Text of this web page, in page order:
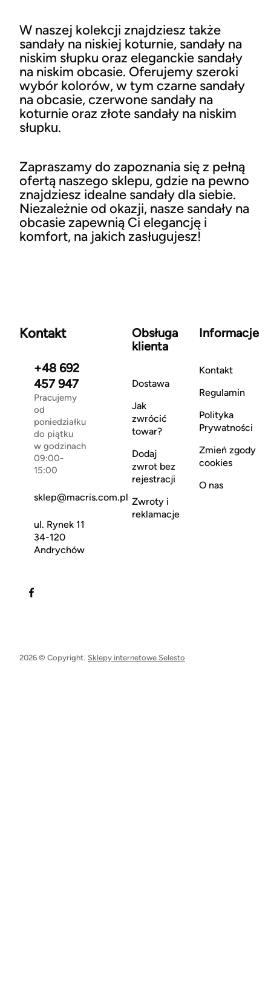
W naszej kolekcji znajdziesz także
sandały na niskiej koturnie, sandały na
niskim słupku oraz eleganckie sandały
na niskim obcasie. Oferujemy szeroki
wybór kolorów, w tym czarne sandały
na obcasie, czerwone sandały na
koturnie oraz złote sandały na niskim
słupku.
Zapraszamy do zapoznania się z pełną
ofertą naszego sklepu, gdzie na pewno
znajdziesz idealne sandały dla siebie.
Niezależnie od okazji, nasze sandały na
obcasie zapewnią Ci elegancję i
komfort, na jakich zasługujesz!
Kontakt
+48 692
457 947
Pracujemy
od
poniedziałku
do piątku
w godzinach
09:00-
15:00
sklep@macris.com.pl
ul. Rynek 11
34-120
Andrychów
Obsługa
klienta
Dostawa
Jak
zwrócić
towar?
Dodaj
zwrot bez
rejestracji
Zwroty i
reklamacje
Informacje
Kontakt
Regulamin
Polityka
Prywatności
Zmień zgody
cookies
O nas
2026 © Copyright. Sklepy internetowe Selesto